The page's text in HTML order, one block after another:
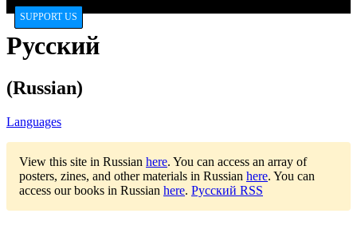
SUPPORT US
Русский
(Russian)
Languages
View this site in Russian here. You can access an array of
posters, zines, and other materials in Russian here. You can
access our books in Russian here. Русский RSS